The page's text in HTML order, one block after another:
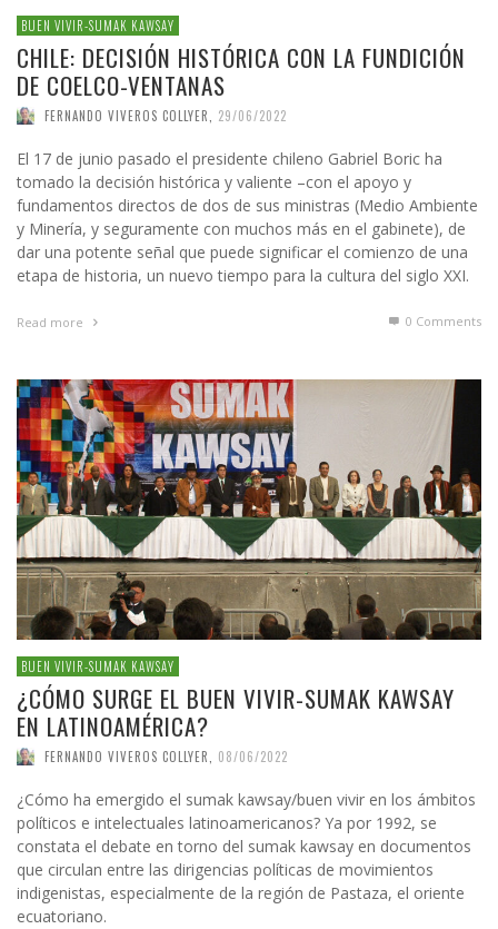
BUEN VIVIR-SUMAK KAWSAY
CHILE: DECISIÓN HISTÓRICA CON LA FUNDICIÓN
DE COELCO-VENTANAS
FERNANDO VIVEROS COLLYER, 29/06/2022
El 17 de junio pasado el presidente chileno Gabriel Boric ha
tomado la decisión histórica y valiente –con el apoyo y
fundamentos directos de dos de sus ministras (Medio Ambiente
y Minería, y seguramente con muchos más en el gabinete), de
dar una potente señal que puede significar el comienzo de una
etapa de historia, un nuevo tiempo para la cultura del siglo XXI.
Read more 0 Comments
BUEN VIVIR-SUMAK KAWSAY
¿CÓMO SURGE EL BUEN VIVIR-SUMAK KAWSAY
EN LATINOAMÉRICA?
FERNANDO VIVEROS COLLYER 08/06/2022
¿Cómo ha emergido el sumak kawsay/buen vivir en los ámbitos
políticos e intelectuales latinoamericanos? Ya por 1992, se
constata el debate en torno del sumak kawsay en documentos
que circulan entre las dirigencias políticas de movimientos
indigenistas, especialmente de la región de Pastaza, el oriente
ecuatoriano.